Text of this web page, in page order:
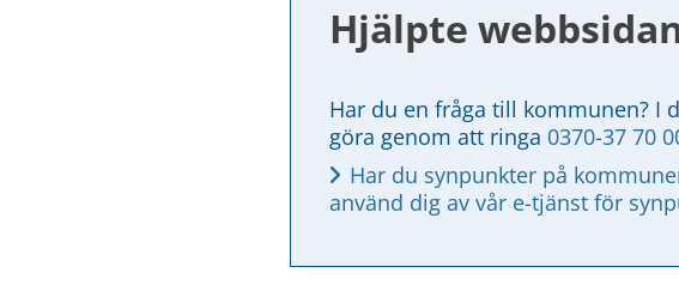
Hjälpte
Har du en fråga till kommunen? I
göra genom att ringa 0370-37 70
Har du synpunkter på
använd dig av vår e-tjänst för